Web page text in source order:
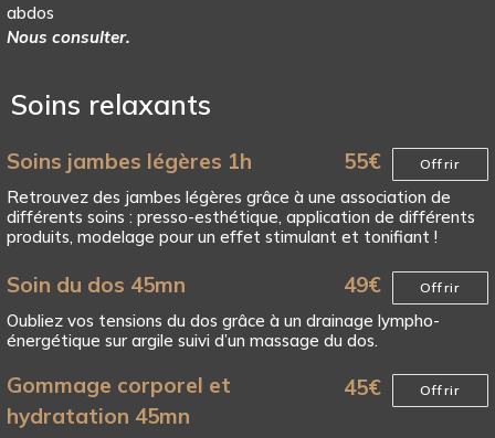
abdos
Nous consulter.
Soins relaxants
Soins jambes légères 1h 55€ Offrir
Retrouvez des jambes légères grâce à une association de
différents soins : presso-esthétique, application de différents
produits, modelage pour un effet stimulant et tonifiant !
Soin du dos 45mn 49€ Offrir
Oubliez vos tensions du dos grâce à un drainage lympho-
énergétique sur argile suivi d’un massage du dos.
Gommage corporel et
hydratation 45mn
45€ Offrir